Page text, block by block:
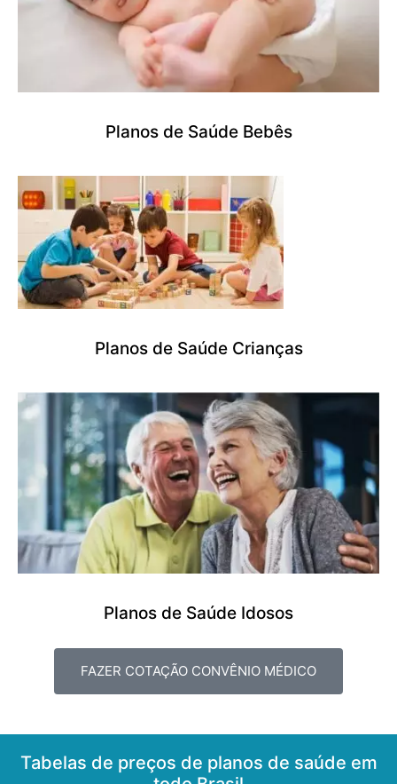
Planos de Saúde Bebês
Planos de Saúde Crianças
Planos de Saúde Idosos
FAZER COTAÇÃO CONVÊNIO MÉDICO
Tabelas de preços de planos de saúde em